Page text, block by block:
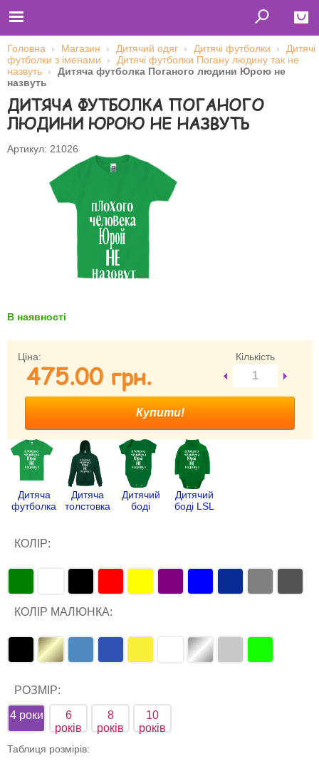
Close
Главная
Футболки
Толстовки (кенгурушки)
Свитшоты
Лонгсливы
Бейсболки
Оплата и доставка
Сотрудничество
Забули своє Ім’я Користувача?
Зареєструватися
Головна Магазин Дитячий одяг Дитячі футболки
Дитячі
футболки з іменами
Дитячі футболки Погану людину так не
назвуть
Дитяча футболка Поганого людини Юрою не
назвуть
ДИТЯЧА ФУТБОЛКА ПОГАНОГО
ЛЮДИНИ ЮРОЮ НЕ НАЗВУТЬ
Артикул: 21026
В наявності
Ціна:
475.00 гpн.
Кількість
Дитяча
футболка
Дитяча
толстовка
Дитячий
боді
Дитячий
боді LSL
КОЛІР:
КОЛІР МАЛЮНКА:
РОЗМІР:
4 роки
6
років
8
років
10
років
Таблиця розмірів: